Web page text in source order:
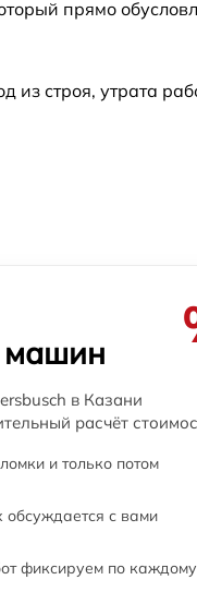
прямо
строя, утрата
машин
в Казани
расчёт
и только потом
обсуждается с вами
фиксируем по каждому